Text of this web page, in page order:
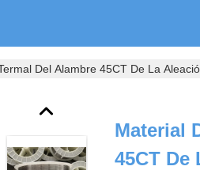
Del Alambre 45CT De La
Material
45CT De